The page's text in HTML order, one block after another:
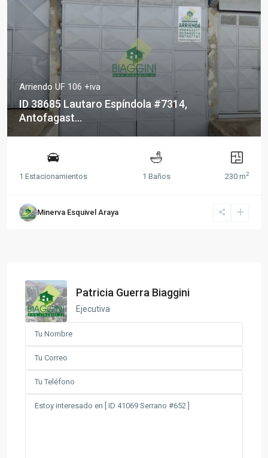
Arriendo UF 106 +iva
ID 38685 Lautaro Espíndola #7314,
Antofagast...
1 Estacionamientos 1 Baños 230 m2
Minerva Esquivel Araya
Patricia Guerra Biaggini
Ejecutiva